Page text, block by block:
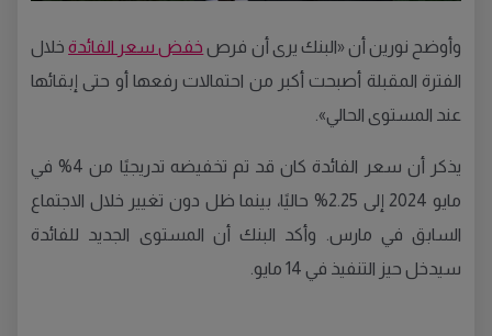
وأوضح نورين أن «البنك يرى أن فرص خفض سعر الفائدةخلال
الفترة المقبلة أصبحت أكبر من احتمالات رفعها أو حتى إبقائها
عند المستوى الحالي».
يذكر أن سعر الفائدة كان قد تم تخفيضه تدريجيًا من 4% في
مايو 2024 إلى 2.25% حاليًا، بينما ظل دون تغيير خلال الاجتماع
السابق في مارس. وأكد البنك أن المستوى الجديد للفائدة
سيدخل حيز التنفيذ في 14 مايو.